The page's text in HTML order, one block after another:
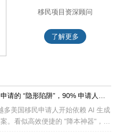
移民项目资深顾问
了解更多
多美国移民申请人开始依赖 AI 生成
。看似高效便捷的 "降本神器"，实